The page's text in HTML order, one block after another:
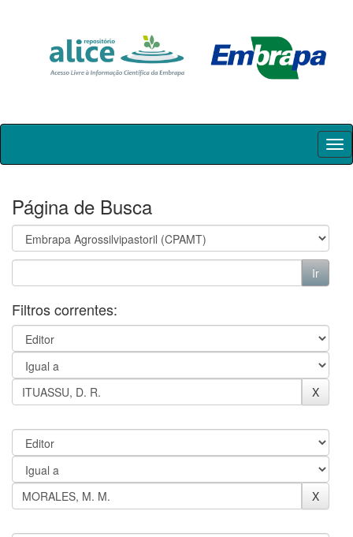
Skip
Página de Busca
Filtros correntes: